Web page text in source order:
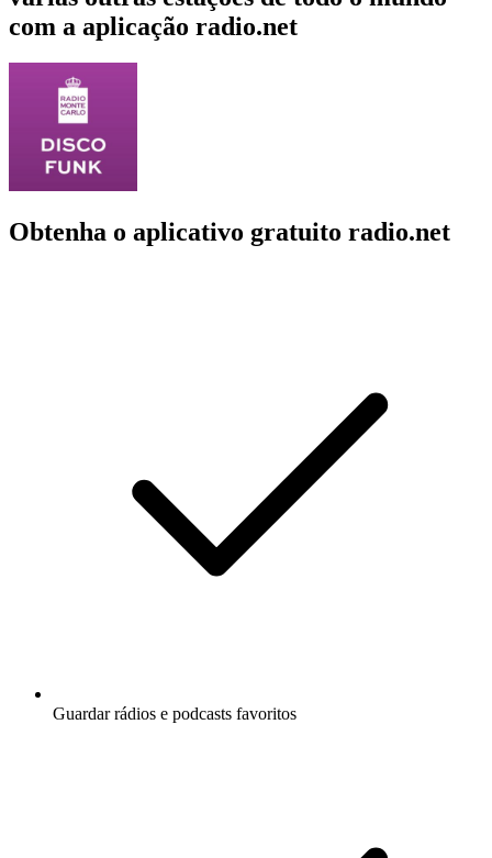
com a aplicação radio.net
Obtenha o aplicativo gratuito radio.net
Guardar rádios e podcasts favoritos